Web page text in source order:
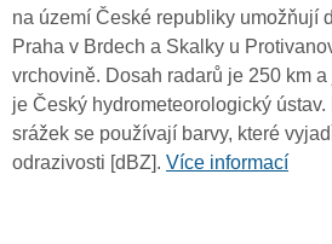
na území České republiky umožňují
Praha v Brdech a Skalky u
vrchovině. Dosah radarů je 250 km
je Český hydrometeorologický
srážek se používají barvy, které
odrazivosti [dBZ]. Více informací